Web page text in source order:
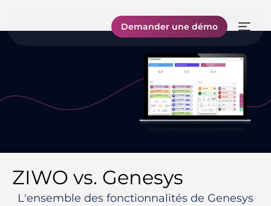
Demander une démo
ZIWO vs. Genesys
L'ensemble des fonctionnalités de Genesys